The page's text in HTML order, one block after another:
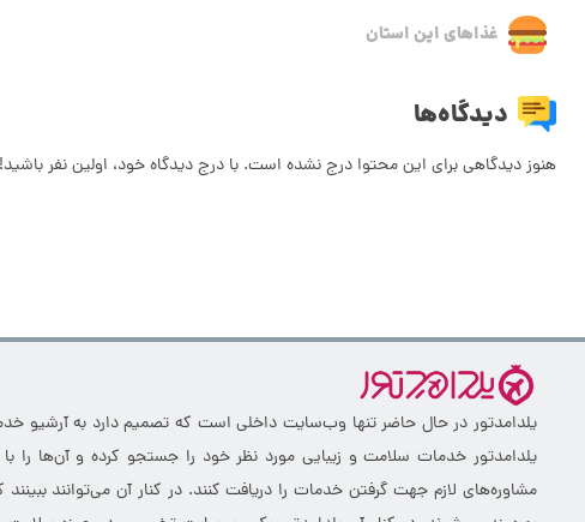
غذاهای این استان
دیدگاه‌ها
هنوز دیدگاهی برای این محتوا درج نشده است. با درج دیدگاه خود، اولین نفر باشید!
یلدامدتور در حال حاضر تنها وب‌سایت داخلی است که تصمیم دارد به آرشیو
یلدامدتور خدمات سلامت و زیبایی مورد نظر خود را جستجو کرده و آن‌ها را
مشاوره‌های لازم جهت گرفتن خدمات را دریافت کنند. در کنار آن می‌توانند